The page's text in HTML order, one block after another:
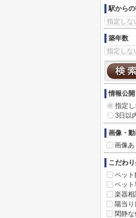
駅から
築年数
情報公開
指定
3日以
画像・動
画像あ
こだわ
ペット
ペット
楽器相
陽当
閑静